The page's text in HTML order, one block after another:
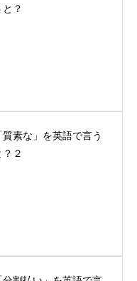
と？
質素な」を英語で言う
？２